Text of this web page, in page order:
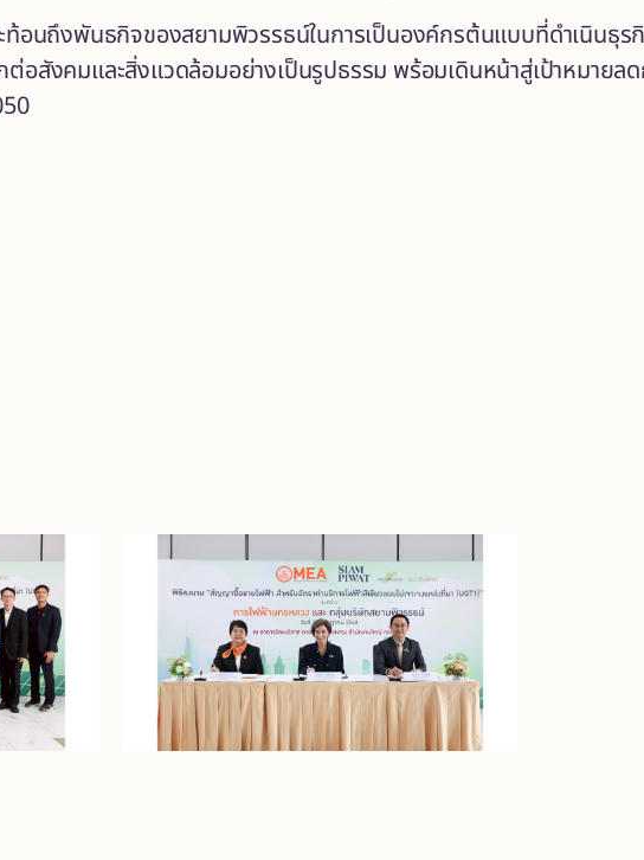
อนถึงพันธกิจของสยามพิวรรธน์ในการเป็นองค์กรต้นแบบที่ดำเนินธุร
อสังคมและสิ่งแวดล้อมอย่างเป็นรูปธรรม พร้อมเดินหน้าสู่เป้าหมายล